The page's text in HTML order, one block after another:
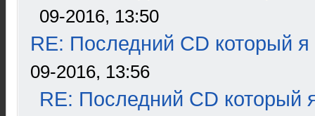
09-2016, 13:50
RE: Последний CD который я
09-2016, 13:56
RE: Последний CD который